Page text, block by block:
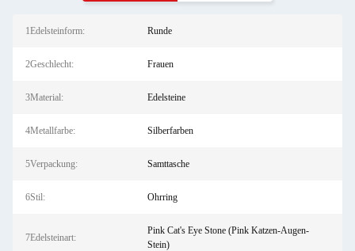
1Edelsteinform: Runde
2Geschlecht: Frauen
3Material: Edelsteine
4Metallfarbe: Silberfarben
5Verpackung: Samttasche
6Stil: Ohrring
7Edelsteinart:
Pink Cat's Eye Stone (Pink Katzen-Augen-
Stein)